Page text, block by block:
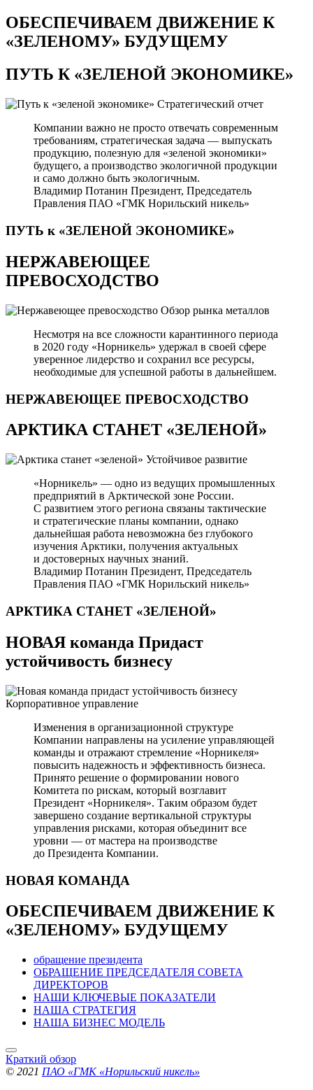
ОБЕСПЕЧИВАЕМ ДВИЖЕНИЕ К
«ЗЕЛЕНОМУ» БУДУЩЕМУ
ПУТЬ К«ЗЕЛЕНОЙ ЭКОНОМИКЕ»
Стратегический отчет
Компании важно не просто отвечать современным
требованиям, стратегическая задача — выпускать
продукцию, полезную для «зеленой экономики»
будущего, а производство экологичной продукции
и само должно быть экологичным.
Владимир Потанин Президент, Председатель
Правления ПАО «ГМК Норильский никель»
ПУТЬ к «ЗЕЛЕНОЙ ЭКОНОМИКЕ»
НЕРЖАВЕЮЩЕЕ
ПРЕВОСХОДСТВО
Обзор рынка металлов
Несмотря на все сложности карантинного периода
в 2020 году «Норникель» удержал в своей сфере
уверенное лидерство и сохранил все ресурсы,
необходимые для успешной работы в дальнейшем.
НЕРЖАВЕЮЩЕЕ ПРЕВОСХОДСТВО
АРКТИКА СТАНЕТ «ЗЕЛЕНОЙ»
Устойчивое развитие
«Норникель» — одно из ведущих промышленных
предприятий в Арктической зоне России.
С развитием этого региона связаны тактические
и стратегические планы компании, однако
дальнейшая работа невозможна без глубокого
изучения Арктики, получения актуальных
и достоверных научных знаний.
Владимир Потанин Президент, Председатель
Правления ПАО «ГМК Норильский никель»
АРКТИКА СТАНЕТ «ЗЕЛЕНОЙ»
НОВАЯ команда Придаст
устойчивость бизнесу
Корпоративное управление
Изменения в организационной структуре
Компании направлены на усиление управляющей
команды и отражают стремление «Норникеля»
повысить надежность и эффективность бизнеса.
Принято решение о формировании нового
Комитета по рискам, который возглавит
Президент «Норникеля». Таким образом будет
завершено создание вертикальной структуры
управления рисками, которая объединит все
уровни — от мастера на производстве
до Президента Компании.
НОВАЯ КОМАНДА
ОБЕСПЕЧИВАЕМ ДВИЖЕНИЕ К
«ЗЕЛЕНОМУ» БУДУЩЕМУ
обращение президента
ОБРАЩЕНИЕ ПРЕДСЕДАТЕЛЯ СОВЕТА
ДИРЕКТОРОВ
НАШИ КЛЮЧЕВЫЕ ПОКАЗАТЕЛИ
НАША СТРАТЕГИЯ
НАША БИЗНЕС МОДЕЛЬ
Краткий обзор
© 2021 ПАО «ГМК «Норильский никель»